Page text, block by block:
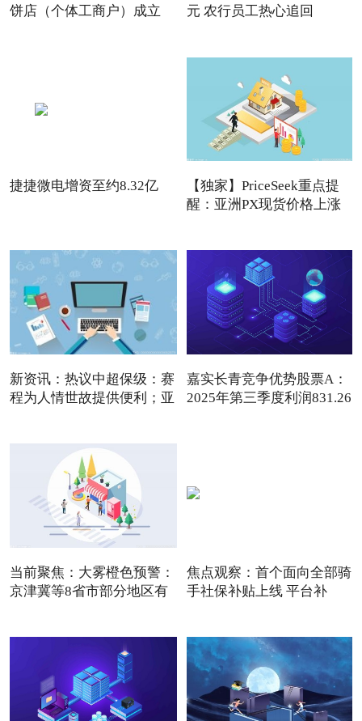
饼店（个体工商户）成立
元 农行员工热心追回
捷捷微电增资至约8.32亿
【独家】PriceSeek重点提
醒：亚洲PX现货价格上涨
新资讯：热议中超保级：赛
程为人情世故提供便利；亚
嘉实长青竞争优势股票A：
2025年第三季度利润831.26
当前聚焦：大雾橙色预警：
京津冀等8省市部分地区有
焦点观察：首个面向全部骑
手社保补贴上线 平台补